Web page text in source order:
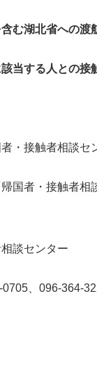
含む湖北省への渡
該当する人との接
・接触者相談セ
国者・接触者相
談センター
、096-364-